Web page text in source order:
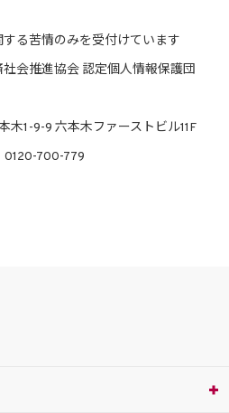
る苦情のみを受付けています
会推進協会 認定個人情報保護団
木1-9-9 六本木ファーストビル11F
700-779